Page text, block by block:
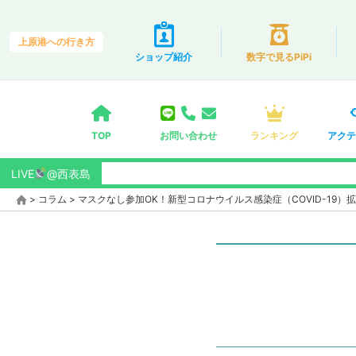
上原港への行き方
ショップ紹介
数字で見るPiPi
TOP お問い合わせ ランキング アク
LIVE @西表島
> コラム > マスクなし参加OK！新型コロナウイルス感染症（COVID-19）